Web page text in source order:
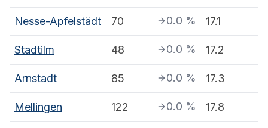
Nesse-Apfelstädt 70 0.0 % 17.1
Stadtilm 48 0.0 % 17.2
Arnstadt 85 0.0 % 17.3
Mellingen 122 0.0 % 17.8